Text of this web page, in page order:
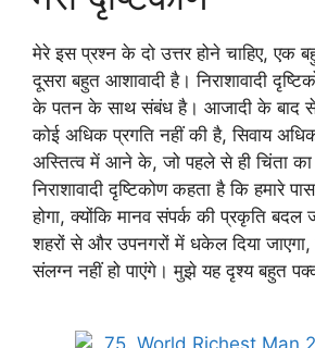
मेरे इस प्रश्न के दो उत्तर होने चाहिए, एक
दूसरा बहुत आशावादी है। निराशावादी
के पतन के साथ संबंध है। आजादी के बाद से
कोई अधिक प्रगति नहीं की है, सिवाय
अस्तित्व में आने के, जो पहले से ही चिंता
निराशावादी दृष्टिकोण कहता है कि हमारे
होगा, क्योंकि मानव संपर्क की प्रकृति बदल
शहरों से और उपनगरों में धकेल दिया
संलग्न नहीं हो पाएंगे। मुझे यह दृश्य बहुत